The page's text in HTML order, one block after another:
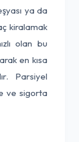
ya da
kiralamak
olan bu
en kısa
Parsiyel
ve sigorta